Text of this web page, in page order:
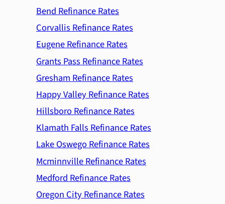
Bend Refinance Rates
Corvallis Refinance Rates
Eugene Refinance Rates
Grants Pass Refinance Rates
Gresham Refinance Rates
Happy Valley Refinance Rates
Hillsboro Refinance Rates
Klamath Falls Refinance Rates
Lake Oswego Refinance Rates
Mcminnville Refinance Rates
Medford Refinance Rates
Oregon City Refinance Rates